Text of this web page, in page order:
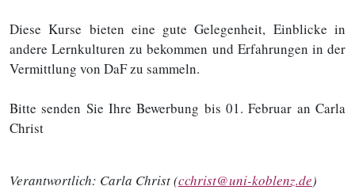
Diese Kurse bieten eine gute Gelegenheit, Einblicke in
andere Lernkulturen zu bekommen und Erfahrungen in der
Vermittlung von DaF zu sammeln.
Bitte senden Sie Ihre Bewerbung bis 01. Februar an Carla
Christ
Verantwortlich: Carla Christ (cchrist@uni-koblenz.de)